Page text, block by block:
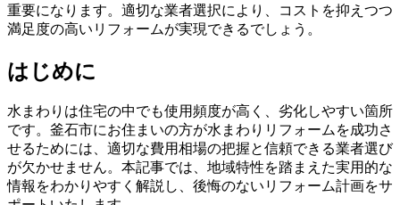
重要になります。適切な業者選択により、コストを抑えつつ
満足度の高いリフォームが実現できるでしょう。
はじめに
水まわりは住宅の中でも使用頻度が高く、劣化しやすい箇所
です。釜石市にお住まいの方が水まわりリフォームを成功さ
せるためには、適切な費用相場の把握と信頼できる業者選び
が欠かせません。本記事では、地域特性を踏まえた実用的な
情報をわかりやすく解説し、後悔のないリフォーム計画をサ